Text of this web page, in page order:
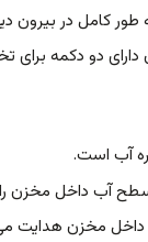
طور کامل در
دو دکمه برای
آب است.
آب داخل مخزن را
داخل مخزن هدایت